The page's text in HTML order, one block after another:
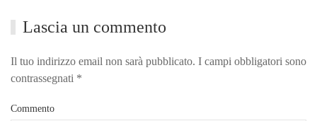
Lascia un commento
Il tuo indirizzo email non sarà pubblicato. I campi obbligatori sono
contrassegnati *
Commento